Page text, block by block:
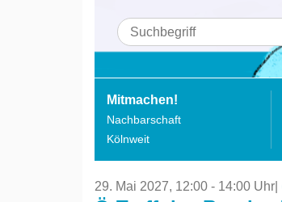
Mitmachen!
Nachbarschaft
Kölnweit
29. Mai 2027, 12:00 - 14:00 Uhr